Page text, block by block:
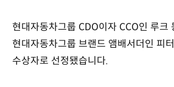
현대자동차그룹 CDO이자 CCO인 루크
현대자동차그룹 브랜드 앰배서더인 피
수상자로 선정됐습니다.